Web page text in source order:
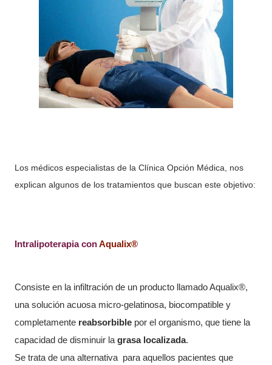
Los médicos especialistas de la Clínica Opción Médica, nos
explican algunos de los tratamientos que buscan este objetivo:
Intralipoterapia conAqualix®
Consiste en la infiltración de un producto llamado Aqualix®,
una solución acuosa micro-gelatinosa, biocompatible y
completamente reabsorbible por el organismo, que tiene la
capacidad de disminuir la grasa localizada.
Se trata de una alternativa para aquellos pacientes que